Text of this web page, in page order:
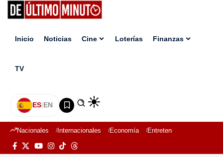
Inicio Noticias Cine Loterías Finanzas
TV
ES|EN
Nacionales Internacionales Economía Entretenimiento